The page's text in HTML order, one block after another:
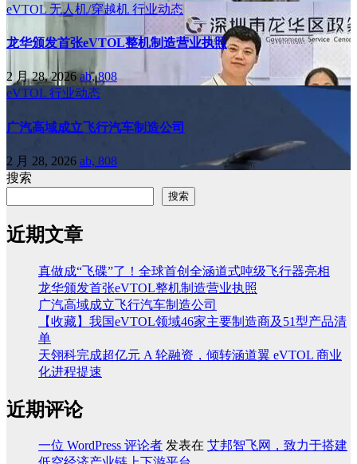
eVTOL 无人机/穿越机 行业动态
龙华颁发首张eVTOL整机制造营业执照
2 月 28, 2026ab, 808
eVTOL 行业动态
广汽高域成立飞行汽车制造公司
2 月 28, 2026 ab, 808
搜索
搜索
近期文章
真做成“飞碟”了！全球首创全涵道式吨级飞行器亮相
龙华颁发首张eVTOL整机制造营业执照
广汽高域成立飞行汽车制造公司
【收藏】我国eVTOL领域46家主要制造商及51型产品清
单
天翎科完成超亿元 A 轮融资，倾转涵道翼 eVTOL 商业
化进程提速
近期评论
一位 WordPress 评论者 发表在 艾邦智飞网，致力于搭建